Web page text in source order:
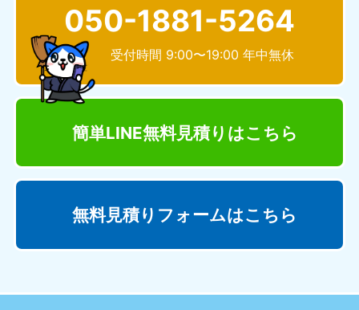
050-1881-5264
受付時間 9:00〜19:00 年中無休
簡単LINE無料見積り はこちら
無料見積りフォームはこちら